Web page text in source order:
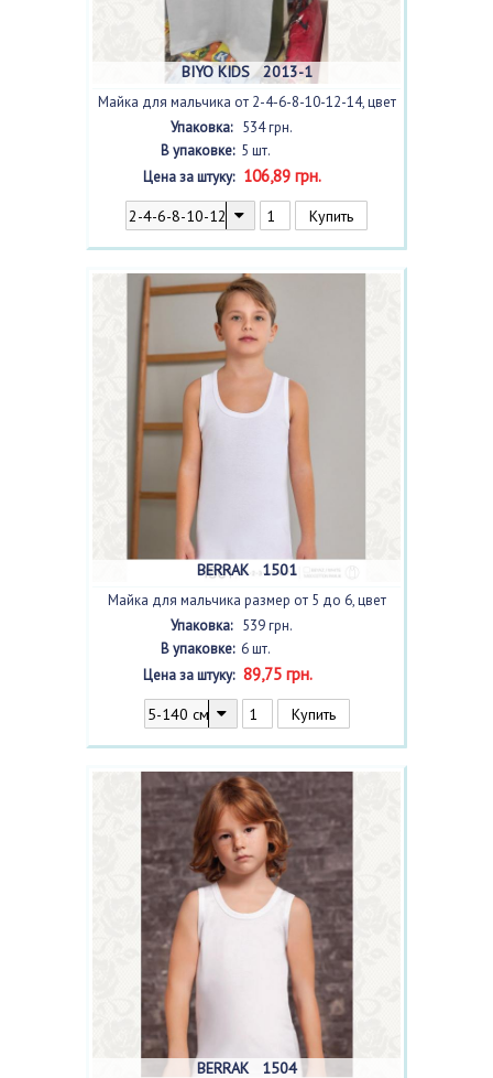
BIYO KIDS 2013-1
Майка для мальчика от 2-4-6-8-10-12-14, цвет
ассорти, 5 шт.
Упаковка: 534 грн.
В упаковке:5 шт.
Цена за штуку:106,89 грн.
BERRAK 1501
Майка для мальчика размер от 5 до 6, цвет
белый, 6 шт.
Упаковка: 539 грн.
В упаковке:6 шт.
Цена за штуку:89,75 грн.
BERRAK 1504